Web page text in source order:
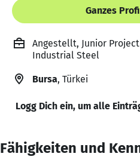
Ganzes
Angestellt, Junior
Industrial Steel
Bursa, Türkei
Logg Dich ein, um alle
Fähigkeiten und